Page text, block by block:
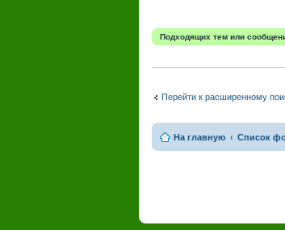
Подходящих тем или
Перейти к расширенному
На главную Список